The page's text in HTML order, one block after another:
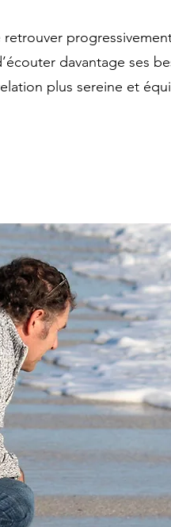
retrouver
davantage ses
plus sereine et